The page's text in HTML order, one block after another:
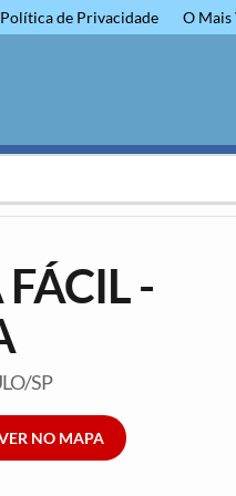
Política de Privacidade O Mais
-
SP
NO MAPA